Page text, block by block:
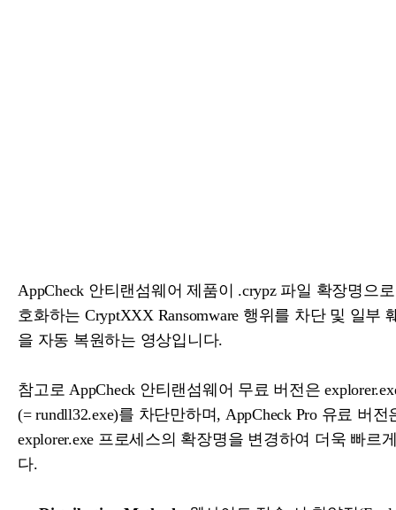
AppCheck 안티랜섬웨어 제품이 .crypz 파일 확장명으
호화하는 CryptXXX Ransomware 행위를 차단 및 일부
을 자동 복원하는 영상입니다.
참고로 AppCheck 안티랜섬웨어 무료 버전은
(= rundll32.exe)를 차단만하며, AppCheck Pro 유료 버전
explorer.exe 프로세스의 확장명을 변경하여 더욱 빠르
다.